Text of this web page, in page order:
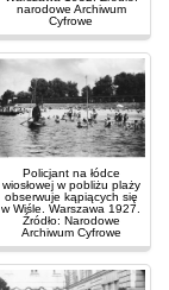
narodowe Archiwum
Cyfrowe
Policjant na łódce
wiosłowej w pobliżu plaży
obserwuje kąpiących się
w Wiśle. Warszawa 1927.
Źródło: Narodowe
Archiwum Cyfrowe